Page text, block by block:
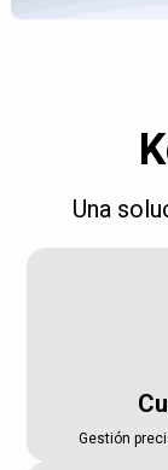
Una
Gestión